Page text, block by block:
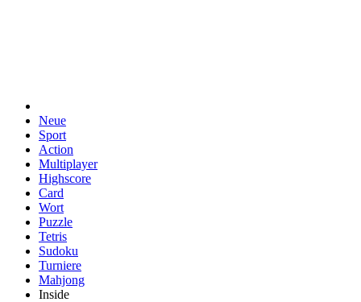
Neue
Sport
Action
Multiplayer
Highscore
Card
Wort
Puzzle
Tetris
Sudoku
Turniere
Mahjong
Inside